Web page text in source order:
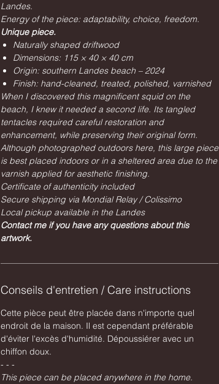
Landes.
Energy of the piece: adaptability, choice, freedom.
Unique piece.
Naturally shaped driftwood
Dimensions: 115 × 40 × 40 cm
Origin: southern Landes beach – 2024
Finish: hand-cleaned, treated, polished, varnished
When I discovered this magnificent squid on the
beach, I knew it needed a second life. Its tangled
tentacles required careful restoration and
enhancement, while preserving their original form.
Although photographed outdoors here, this large piece
is best placed indoors or in a sheltered area due to the
varnish applied for aesthetic finishing.
Certificate of authenticity included
Secure shipping via Mondial Relay / Colissimo
Local pickup available in the Landes
Contact me if you have any questions about this
artwork.
Conseils d'entretien / Care instructions
Cette pièce peut être placée dans n'importe quel
endroit de la maison. Il est cependant préférable
d'éviter l'excès d'humidité. Dépoussiérer avec un
chiffon doux.
- - -
This piece can be placed anywhere in the home.